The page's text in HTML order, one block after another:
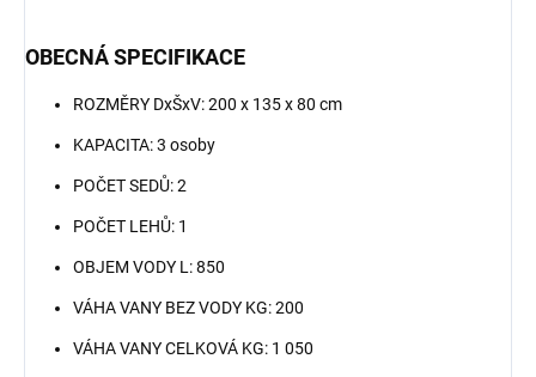
OBECNÁ SPECIFIKACE
ROZMĚRY DxŠxV: 200 x 135 x 80 cm
KAPACITA: 3 osoby
POČET SEDŮ: 2
POČET LEHŮ: 1
OBJEM VODY L: 850
VÁHA VANY BEZ VODY KG: 200
VÁHA VANY CELKOVÁ KG: 1 050